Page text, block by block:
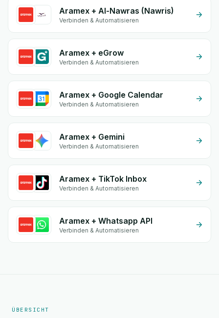
Aramex + Al-Nawras (Nawris)
Verbinden & Automatisieren
Aramex + eGrow
Verbinden & Automatisieren
Aramex + Google Calendar
Verbinden & Automatisieren
Aramex + Gemini
Verbinden & Automatisieren
Aramex + TikTok Inbox
Verbinden & Automatisieren
Aramex + Whatsapp API
Verbinden & Automatisieren
ÜBERSICHT